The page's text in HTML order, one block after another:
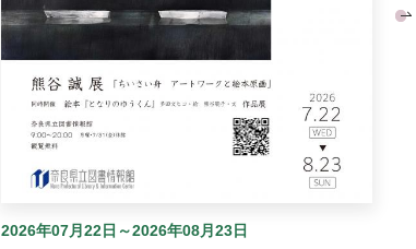
2026年07月22日～2026年08月23日